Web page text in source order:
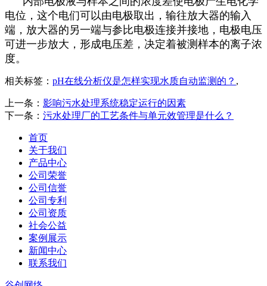
电位，这个电们可以由电极取出，输往放大器的输入
端，放大器的另一端与参比电极连接并接地，电极电压
可进一步放大，形成电压差，决定着被测样本的离子浓
度。
相关标签： pH在线分析仪是怎样实现水质自动监测的？ ,
上一条： 影响污水处理系统稳定运行的因素
下一条： 污水处理厂的工艺条件与单元效管理是什么？
首页
关于我们
产品中心
公司荣誉
公司信誉
公司专利
公司资质
社会公益
案例展示
新闻中心
联系我们